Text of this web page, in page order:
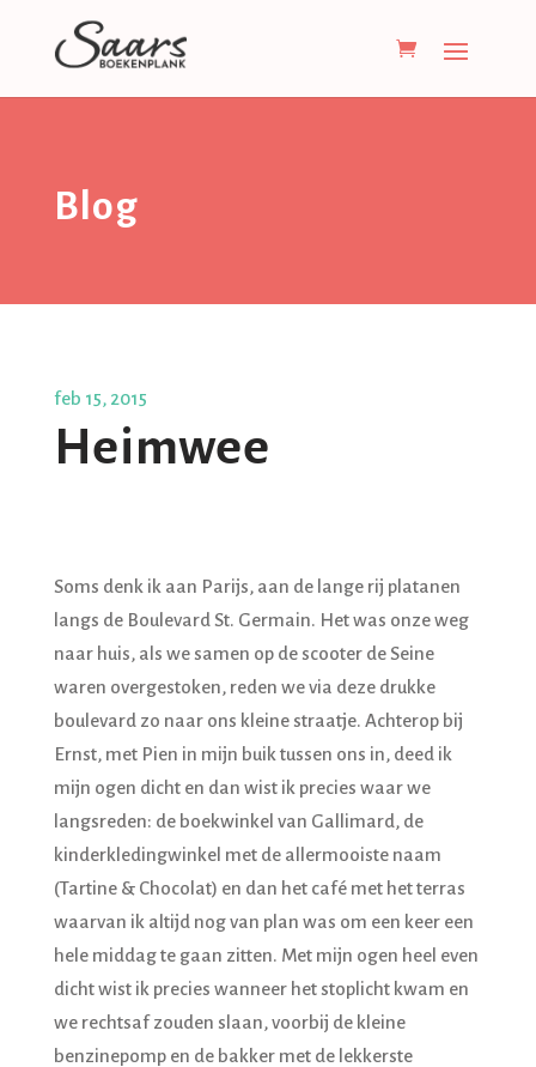
Blog
feb 15, 2015
Heimwee
Soms denk ik aan Parijs, aan de lange rij platanen
langs de Boulevard St. Germain. Het was onze weg
naar huis, als we samen op de scooter de Seine
waren overgestoken, reden we via deze drukke
boulevard zo naar ons kleine straatje. Achterop bij
Ernst, met Pien in mijn buik tussen ons in, deed ik
mijn ogen dicht en dan wist ik precies waar we
langsreden: de boekwinkel van Gallimard, de
kinderkledingwinkel met de allermooiste naam
(Tartine & Chocolat) en dan het café met het terras
waarvan ik altijd nog van plan was om een keer een
hele middag te gaan zitten. Met mijn ogen heel even
dicht wist ik precies wanneer het stoplicht kwam en
we rechtsaf zouden slaan, voorbij de kleine
benzinepomp en de bakker met de lekkerste